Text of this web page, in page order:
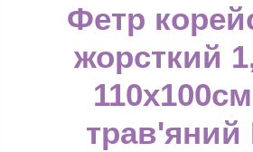
Фетр
жорсткий